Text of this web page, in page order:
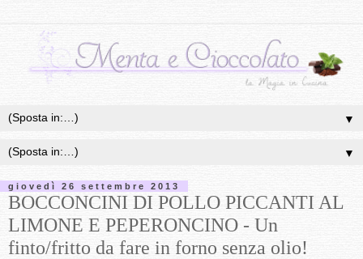
▼
▼
giovedì 26 settembre 2013
BOCCONCINI DI POLLO PICCANTI AL
LIMONE E PEPERONCINO - Un
finto/fritto da fare in forno senza olio!